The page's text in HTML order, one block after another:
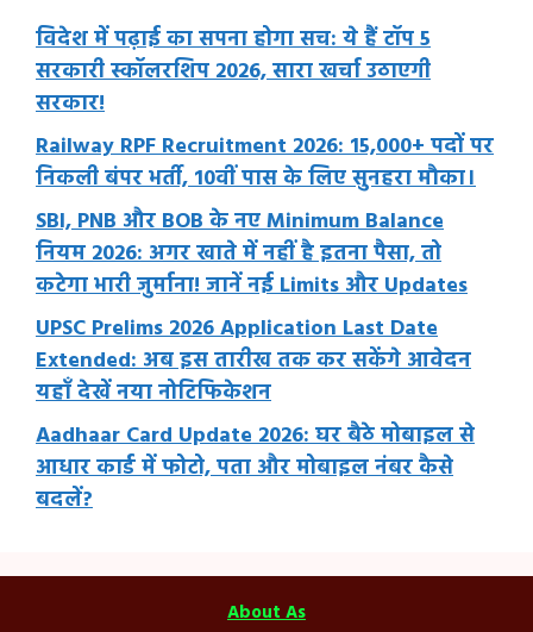
विदेश में पढ़ाई का सपना होगा सच: ये हैं टॉप 5
सरकारी स्कॉलरशिप 2026, सारा खर्चा उठाएगी
सरकार!
Railway RPF Recruitment 2026: 15,000+ पदों पर
निकली बंपर भर्ती, 10वीं पास के लिए सुनहरा मौका।
SBI, PNB और BOB के नए Minimum Balance
नियम 2026: अगर खाते में नहीं है इतना पैसा, तो
कटेगा भारी जुर्माना! जानें नई Limits और Updates
UPSC Prelims 2026 Application Last Date
Extended: अब इस तारीख तक कर सकेंगे आवेदन
यहाँ देखें नया नोटिफिकेशन
Aadhaar Card Update 2026: घर बैठे मोबाइल से
आधार कार्ड में फोटो, पता और मोबाइल नंबर कैसे
बदलें?
About As